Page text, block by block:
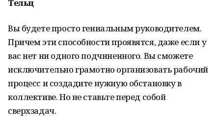
Тельц
Вы будете просто гениальным руководителем.
Причем эти способности проявятся, даже если у
вас нет ни одного подчиненного. Вы сможете
исключительно грамотно организовать рабочий
процесс и создадите нужную обстановку в
коллективе. Но не ставьте перед собой
сверхзадач.